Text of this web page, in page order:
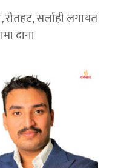
रौतहट, सर्लाही लगायत
दाना